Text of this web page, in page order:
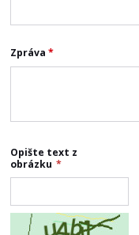
Zpráva*
Opište text z
obrázku *